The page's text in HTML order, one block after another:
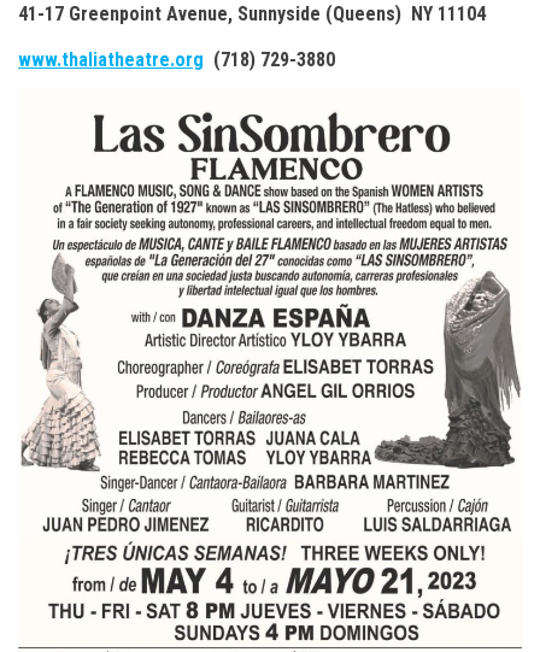
41-17 Greenpoint Avenue, Sunnyside (Queens) NY 11104
www.thaliatheatre.org (718) 729-3880